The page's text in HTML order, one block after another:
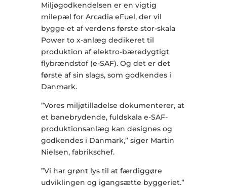
Miljøgodkendelsen er en vigtig
milepæl for Arcadia eFuel, der vil
bygge et af verdens første stor-skala
Power to x-anlæg dedikeret til
produktion af elektro-bæredygtigt
flybrændstof (e-SAF). Og det er det
første af sin slags, som godkendes i
Danmark.
”Vores miljøtilladelse dokumenterer, at
et banebrydende, fuldskala e-SAF-
produktionsanlæg kan designes og
godkendes i Danmark,” siger Martin
Nielsen, fabrikschef.
”Vi har grønt lys til at færdiggøre
udviklingen og igangsætte byggeriet.”